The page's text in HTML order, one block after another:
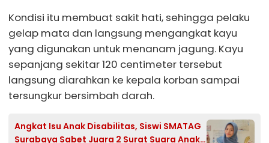
Kondisi itu membuat sakit hati, sehingga pelaku
gelap mata dan langsung mengangkat kayu
yang digunakan untuk menanam jagung. Kayu
sepanjang sekitar 120 centimeter tersebut
langsung diarahkan ke kepala korban sampai
tersungkur bersimbah darah.
Angkat Isu Anak Disabilitas, Siswi SMATAG
Surabaya Sabet Juara 2 Surat Suara Anak